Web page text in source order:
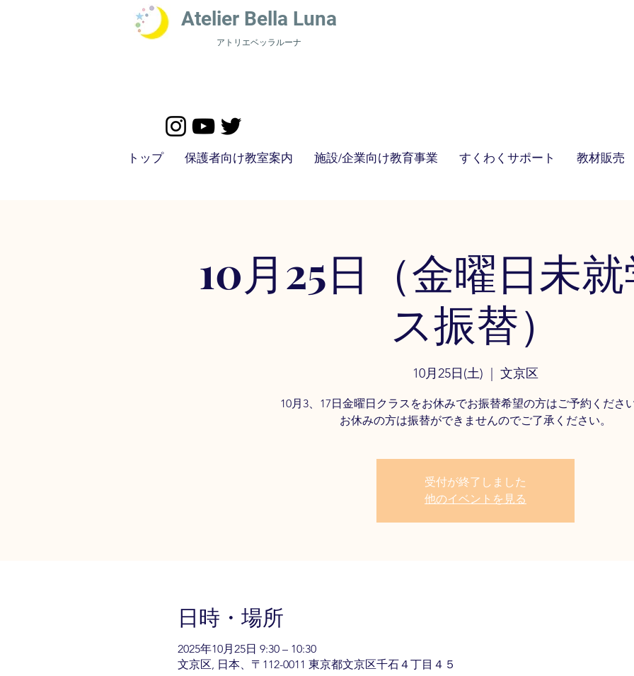
​Atelier Bella Luna
アトリエベッラルーナ
トップ 保護者向け教室案内 施設/企業向け教育事業 すくわくサポート 教材販売
10月25日（金曜日未
ス振替）
10月25日(土) 文京区
10月3、17日金曜日クラスをお休みでお振替希望の方はご予約くださ
お休みの方は振替ができませんのでご了承ください。
受付が終了しました
他のイベントを見る
日時・場所
2025年10月25日 9:30 – 10:30
文京区, 日本、〒112-0011 東京都文京区千石４丁目４５